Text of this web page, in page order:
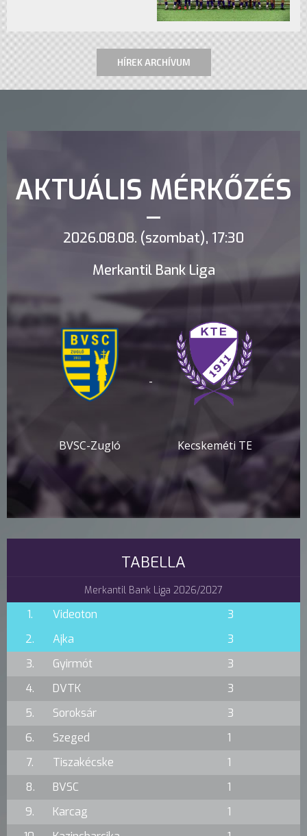
HÍREK ARCHÍVUM
AKTUÁLIS MÉRKŐZÉS
2026.08.08. (szombat), 17:30
Merkantil Bank Liga
BVSC-Zugló
-
Kecskeméti TE
TABELLA
Merkantil Bank Liga 2026/2027
1. Videoton
3
2.
Ajka
3
3.
Gyirmót
3
4.
DVTK
3
5.
Soroksár
3
6.
Szeged
1
7.
Tiszakécske
1
8.
BVSC
1
9.
Karcag
1